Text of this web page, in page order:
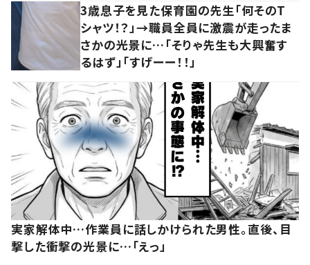
3歳息子を見た保育園の先生「何そのT
シャツ！？」→職員全員に激震が走ったま
さかの光景に…「そりゃ先生も大興奮す
るはず」「すげーー！！」
実家解体中…作業員に話しかけられた男性。直後、目
撃した衝撃の光景に…「えっ」